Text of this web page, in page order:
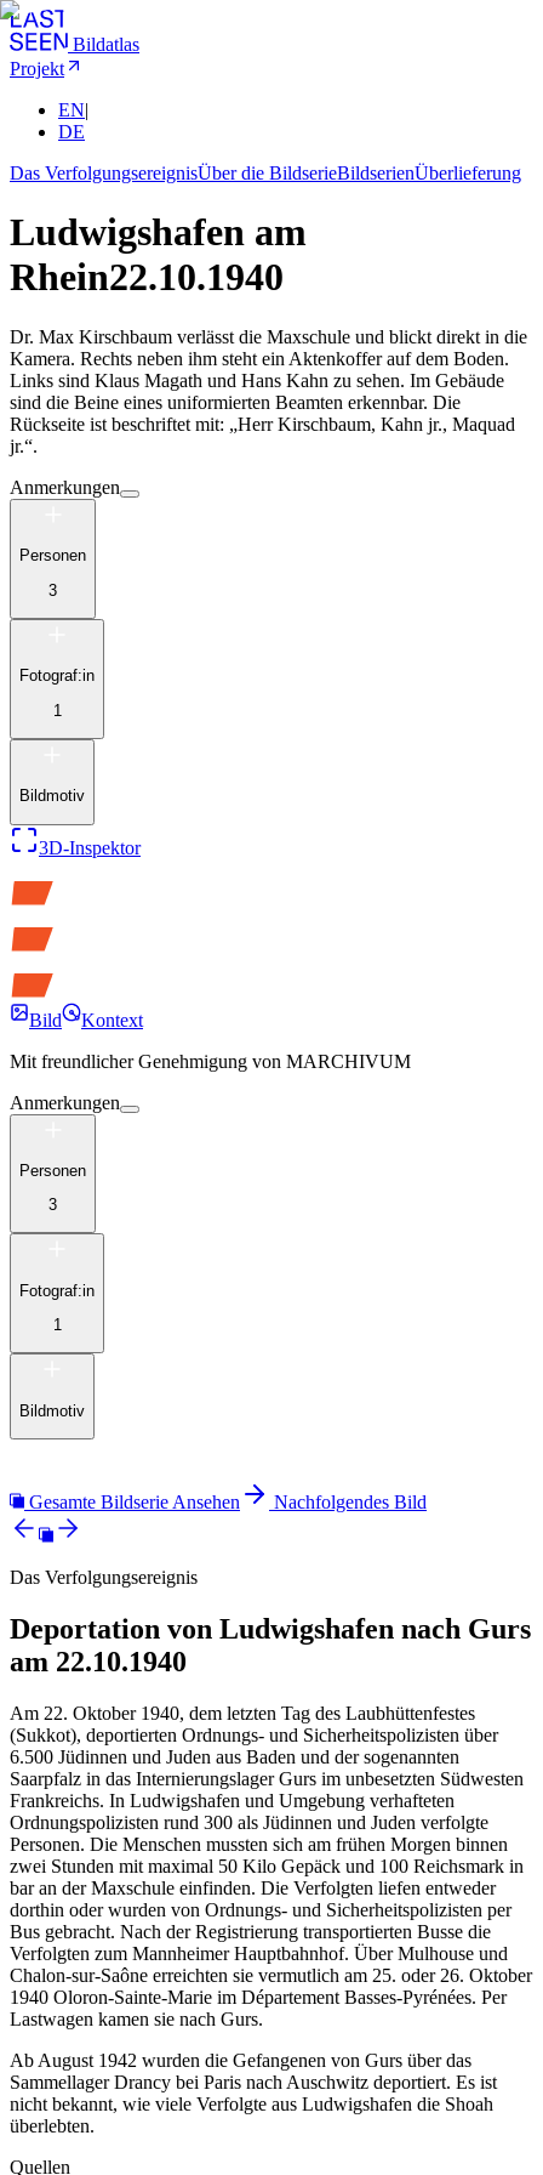
Bildatlas
Projekt
EN|
DE
Das VerfolgungsereignisÜber die BildserieBildserienÜberlieferung
Ludwigshafen am
Rhein22.10.1940
Dr. Max Kirschbaum verlässt die Maxschule und blickt direkt in die
Kamera. Rechts neben ihm steht ein Aktenkoffer auf dem Boden.
Links sind Klaus Magath und Hans Kahn zu sehen. Im Gebäude
sind die Beine eines uniformierten Beamten erkennbar. Die
Rückseite ist beschriftet mit: „Herr Kirschbaum, Kahn jr., Maquad
jr.“.
Anmerkungen
Personen
3
Fotograf:in
1
Bildmotiv
3D-Inspektor
Bild
Kontext
Mit freundlicher Genehmigung von MARCHIVUM
Anmerkungen
Personen
3
Fotograf:in
1
Bildmotiv
Gesamte Bildserie Ansehen Nachfolgendes Bild
Das Verfolgungsereignis
Deportation von Ludwigshafen nach Gurs
am 22.10.1940
Am 22. Oktober 1940, dem letzten Tag des Laubhüttenfestes
(Sukkot), deportierten Ordnungs- und Sicherheitspolizisten über
6.500 Jüdinnen und Juden aus Baden und der sogenannten
Saarpfalz in das Internierungslager Gurs im unbesetzten Südwesten
Frankreichs. In Ludwigshafen und Umgebung verhafteten
Ordnungspolizisten rund 300 als Jüdinnen und Juden verfolgte
Personen. Die Menschen mussten sich am frühen Morgen binnen
zwei Stunden mit maximal 50 Kilo Gepäck und 100 Reichsmark in
bar an der Maxschule einfinden. Die Verfolgten liefen entweder
dorthin oder wurden von Ordnungs- und Sicherheitspolizisten per
Bus gebracht. Nach der Registrierung transportierten Busse die
Verfolgten zum Mannheimer Hauptbahnhof. Über Mulhouse und
Chalon-sur-Saône erreichten sie vermutlich am 25. oder 26. Oktober
1940 Oloron-Sainte-Marie im Département Basses-Pyrénées. Per
Lastwagen kamen sie nach Gurs.
Ab August 1942 wurden die Gefangenen von Gurs über das
Sammellager Drancy bei Paris nach Auschwitz deportiert. Es ist
nicht bekannt, wie viele Verfolgte aus Ludwigshafen die Shoah
überlebten.
Quellen